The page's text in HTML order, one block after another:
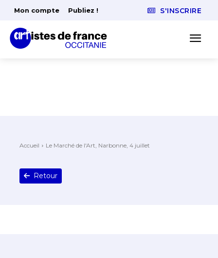
Mon compte Publiez ! S'INSCRIRE
Accueil Le Marché de l'Art, Narbonne, 4 juillet
Retour